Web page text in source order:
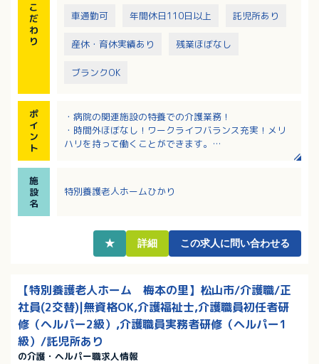
こ
だ
わ
り
車通勤可 年間休日110日以上 託児所あり
産休・育休実績あり 残業ほぼなし
ブランクOK
ポ
イ
ン
ト
・病院の関連施設の特養での介護業務！
・時間外ほぼなし！ワークライフバランス充実！メリ
ハリを持って働くことができます。
・育児に伴う出勤日や就業時間の変更、学校行事や子
供の病気等の急な休み相談可能。
施
設
名
特別養護老人ホームひかり
★ 詳細 この求人に問い合わせる
【特別養護老人ホーム 梅本の里】松山市/介護職/正
社員(2交替)|無資格OK,介護福祉士,介護職員初任者研
修（ヘルパー2級）,介護職員実務者研修（ヘルパー1
級）/託児所あり
の介護・ヘルパー職求人情報